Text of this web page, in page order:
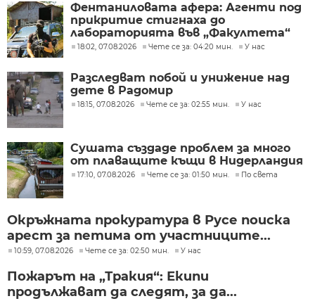
Фентаниловата афера: Агенти под
прикритие стигнаха до
лабораторията във „Факултета“
18:02, 07.08.2026 Чете се за: 04:20 мин. У нас
Разследват побой и унижение над
дете в Радомир
18:15, 07.08.2026 Чете се за: 02:55 мин. У нас
Сушата създаде проблем за много
от плаващите къщи в Нидерландия
17:10, 07.08.2026 Чете се за: 01:50 мин. По света
Окръжната прокуратура в Русе поиска
арест за петима от участниците...
10:59, 07.08.2026 Чете се за: 02:50 мин. У нас
Пожарът на „Тракия“: Екипи
продължават да следят, за да...